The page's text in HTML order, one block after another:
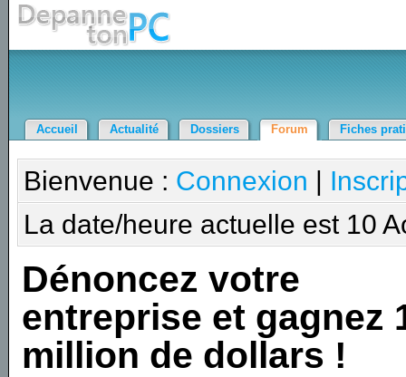
Accueil Actualité Dossiers Forum Fiches
Bienvenue : Connexion |
La date/heure actuelle est 10
Dénoncez votre
entreprise et gagnez
million de dollars !